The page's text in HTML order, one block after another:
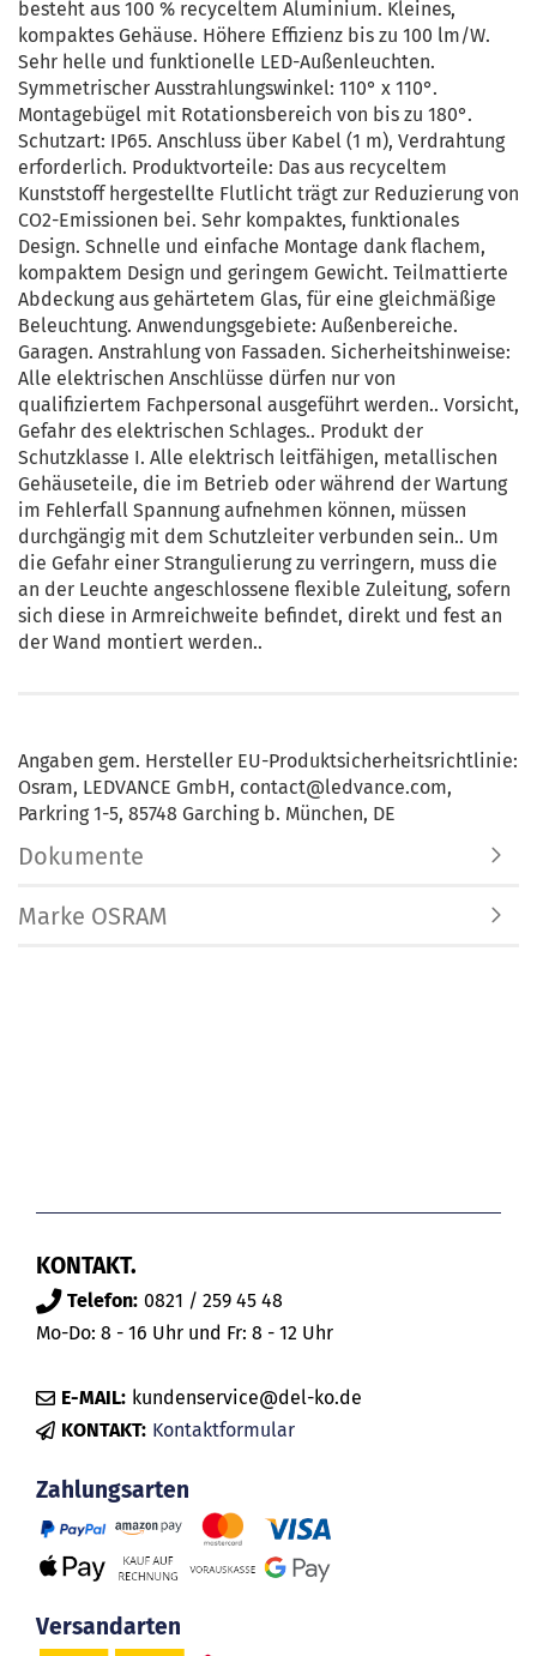
besteht aus 100 % recyceltem Aluminium. Kleines,
kompaktes Gehäuse. Höhere Effizienz bis zu 100 lm/W.
Sehr helle und funktionelle LED-Außenleuchten.
Symmetrischer Ausstrahlungswinkel: 110° x 110°.
Montagebügel mit Rotationsbereich von bis zu 180°.
Schutzart: IP65. Anschluss über Kabel (1 m), Verdrahtung
erforderlich. Produktvorteile: Das aus recyceltem
Kunststoff hergestellte Flutlicht trägt zur Reduzierung von
CO2-Emissionen bei. Sehr kompaktes, funktionales
Design. Schnelle und einfache Montage dank flachem,
kompaktem Design und geringem Gewicht. Teilmattierte
Abdeckung aus gehärtetem Glas, für eine gleichmäßige
Beleuchtung. Anwendungsgebiete: Außenbereiche.
Garagen. Anstrahlung von Fassaden. Sicherheitshinweise:
Alle elektrischen Anschlüsse dürfen nur von
qualifiziertem Fachpersonal ausgeführt werden.. Vorsicht,
Gefahr des elektrischen Schlages.. Produkt der
Schutzklasse I. Alle elektrisch leitfähigen, metallischen
Gehäuseteile, die im Betrieb oder während der Wartung
im Fehlerfall Spannung aufnehmen können, müssen
durchgängig mit dem Schutzleiter verbunden sein.. Um
die Gefahr einer Strangulierung zu verringern, muss die
an der Leuchte angeschlossene flexible Zuleitung, sofern
sich diese in Armreichweite befindet, direkt und fest an
der Wand montiert werden..
Angaben gem. Hersteller EU-Produktsicherheitsrichtlinie:
Osram, LEDVANCE GmbH, contact@ledvance.com,
Parkring 1-5, 85748 Garching b. München, DE
Dokumente
Marke OSRAM
KONTAKT.
Telefon: 0821 / 259 45 48
Mo-Do: 8 - 16 Uhr und Fr: 8 - 12 Uhr
E-MAIL: kundenservice@del-ko.de
KONTAKT: Kontaktformular
Zahlungsarten
Versandarten